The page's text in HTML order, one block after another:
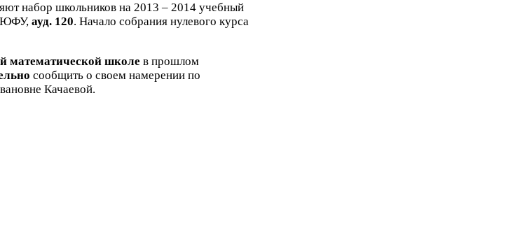
набор школьников на 2013 – 2014 учебный
ЮФУ, ауд. 120. Начало собрания нулевого курса
математической школе в прошлом
сообщить о своем намерении по
Качаевой.